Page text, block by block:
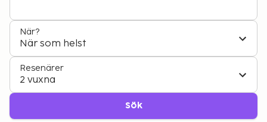
När?
När som helst
Resenärer
2 vuxna
Sök